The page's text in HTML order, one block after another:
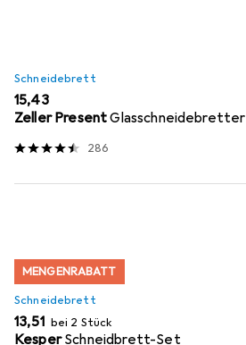
Schneidebrett
EUR
15,43
Zeller PresentGlasschneidebretter
286
MENGENRABATT
Schneidebrett
EUR
13,51 bei 2 Stück
Kesper Schneidbrett-Set